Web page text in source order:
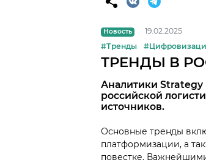
Новость
19.02.2025
#Тренды
ТРЕНДЫ В
Аналитики Strategy
российской
источников.
Основные тренды
платформизации, а
повестке.